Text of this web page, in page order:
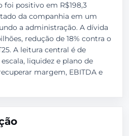
foi positivo em R$198,3
da companhia em um
a administração. A dívida
redução de 18% contra o
A leitura central é de
liquidez e plano de
margem, EBITDA e